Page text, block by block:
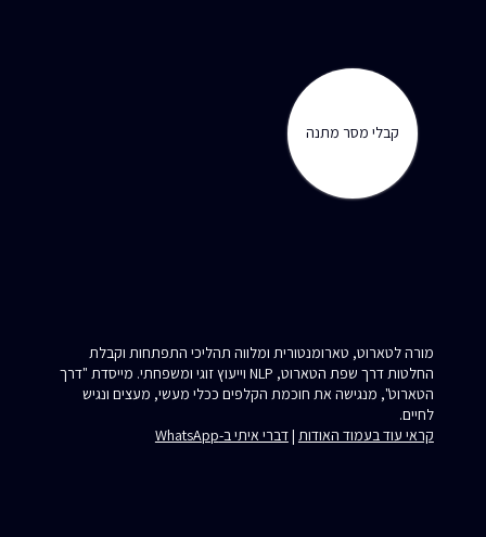
קבלי מסר מתנה
מורה לטארוט, טארומנטורית ומלווה תהליכי התפתחות וקבלת
החלטות דרך שפת הטארוט, NLP וייעוץ זוגי ומשפחתי. מייסדת "דרך
הטארוט", מנגישה את חוכמת הקלפים ככלי מעשי, מעצים ונגיש
לחיים.
קראי עוד בעמוד האודות |דברי איתי ב-WhatsApp